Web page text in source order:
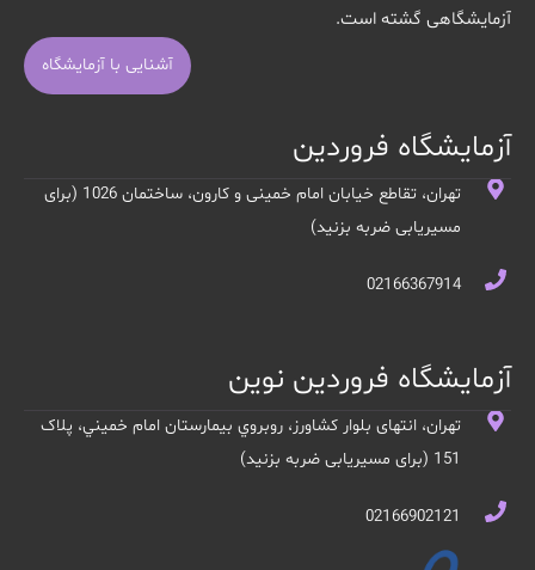
آزمایشگاهی گشته است.
آشنایی با آزمایشگاه
آزمایشگاه فروردین
تهران، تقاطع خیابان امام خمینی و کارون، ساختمان 1026 (برای
مسیریابی ضربه بزنید)
02166367914
آزمایشگاه فروردین نوین
تهران، انتهای بلوار کشاورز، روبروي بيمارستان امام خميني، پلاک
151 (برای مسیریابی ضربه بزنید)
02166902121